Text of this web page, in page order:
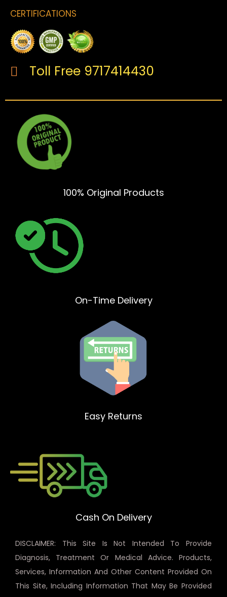
CERTIFICATIONS
Toll Free 9717414430
100% Original Products
On-Time Delivery
Easy Returns
Cash On Delivery
DISCLAIMER: This Site Is Not Intended To Provide
Diagnosis, Treatment Or Medical Advice. Products,
Services, Information And Other Content Provided On
This Site, Including Information That May Be Provided